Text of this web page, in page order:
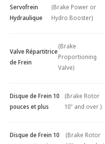
Servofrein
Hydraulique
(Brake Power or
Hydro Booster)
Valve Répartitrice
de Frein
(Brake
Proportioning
Valve)
Disque de Frein 10
pouces et plus
(Brake Rotor
10" and over )
Disque de Frein 10
(Brake Rotor